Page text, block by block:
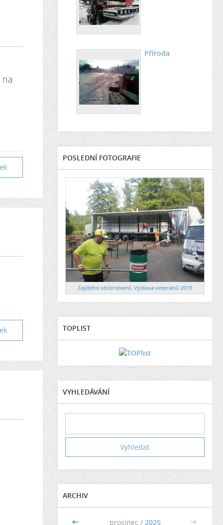
Příroda
POSLEDNÍ FOTOGRAFIE
Zajištění občerstvení, Výstava veteránů 2019
TOPLIST
VYHLEDÁVÁNÍ
ARCHIV
<< prosinec / 2025 >>